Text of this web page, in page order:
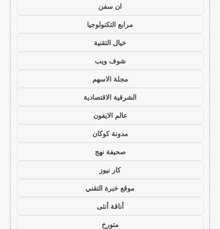
ان سفن
مرابع التكنولوجيا
خيال التقنية
شوف ويب
مجلة الاسهم
الشرقية الاقتصادية
عالم الايفون
مدونة كوكان
صحيفة نهج
كار نيوز
موقع خبرة التقني
أناقة أنثى
متورخ